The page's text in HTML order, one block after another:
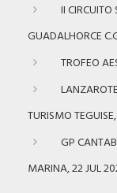
II
GUADALHORCE
TROFEO
TURISMO
GP
MARINA, 22 JUL